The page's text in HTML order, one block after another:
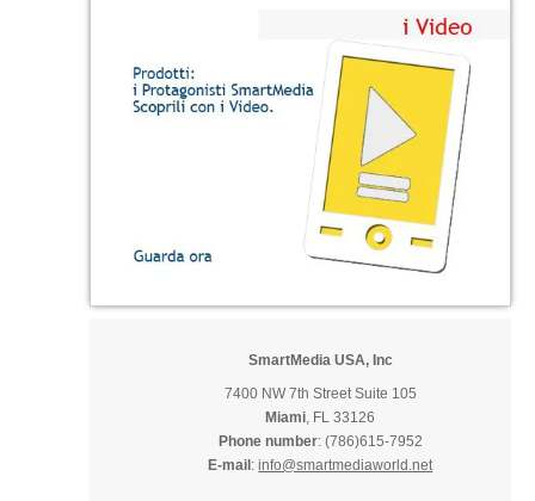
SmartMedia USA, Inc
7400 NW 7th Street Suite 105
Miami, FL 33126
Phone number: (786)615-7952
E-mail :info@smartmediaworld.net